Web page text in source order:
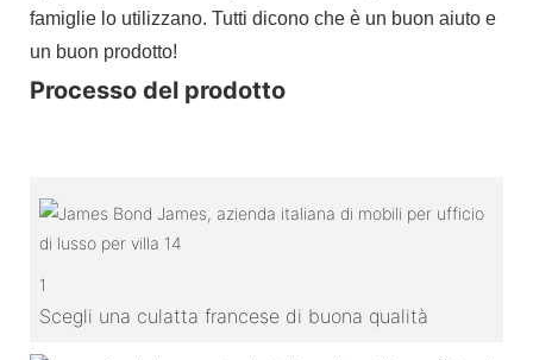
famiglie lo utilizzano. Tutti dicono che è un buon aiuto e
un buon prodotto!
Processo del prodotto
1
Scegli una culatta francese di buona qualità